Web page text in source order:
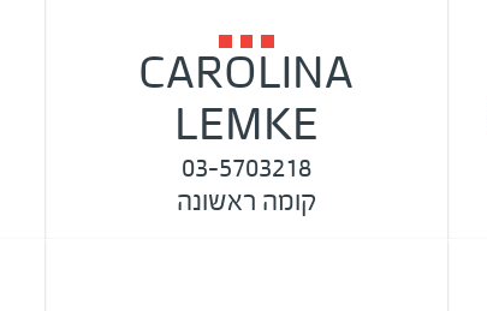
CAROLINA
LEMKE
03-5703218
קומה ראשונה